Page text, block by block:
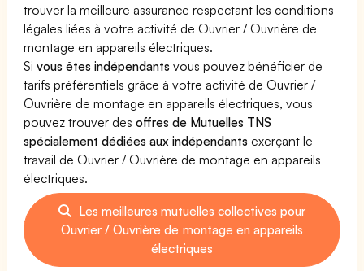
trouver la meilleure assurance respectant les conditions
légales liées à votre activité de Ouvrier / Ouvrière de
montage en appareils électriques.
Sivous êtes indépendants vous pouvez bénéficier de
tarifs préférentiels grâce à votre activité de Ouvrier /
Ouvrière de montage en appareils électriques, vous
pouvez trouver desoffres de Mutuelles TNS
spécialement dédiées aux indépendants exerçant le
travail de Ouvrier / Ouvrière de montage en appareils
électriques.
Les meilleures mutuelles collectives pour
Ouvrier / Ouvrière de montage en appareils
électriques